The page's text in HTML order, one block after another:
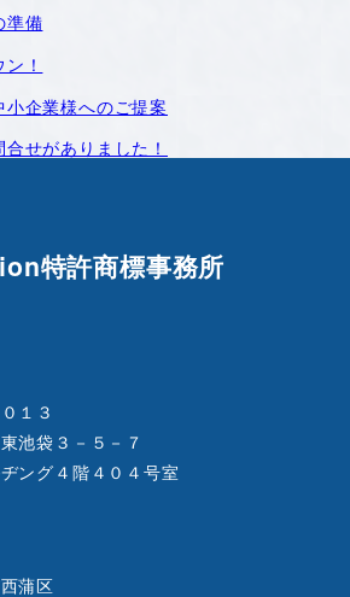
準備
！
企業様へのご提案
せがありました！
特許商標事務所
１３
池袋３－５－７
ング４階４０４号室
蒲区